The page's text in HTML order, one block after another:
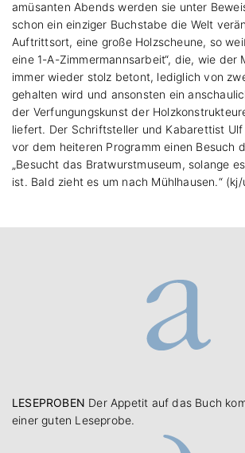
amüsanten Abends werden sie unter
schon ein einziger Buchstabe die Welt
Auftrittsort, eine große Holzscheune, so
eine 1-A-Zimmermannsarbeit“, die, wie der
immer wieder stolz betont, lediglich von
gehalten wird und ansonsten ein
der Verfungungskunst der
liefert. Der Schriftsteller und Kabarettist
vor dem heiteren Programm einen Besuch
„Besucht das Bratwurstmuseum, solange
ist. Bald zieht es um nach Mühlhausen.“ (kj/
LESEPROBEN Der Appetit auf das Buch
einer guten Leseprobe.